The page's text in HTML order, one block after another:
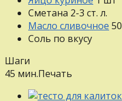
Сметана 2-3 ст. л.
Масло сливочное 50
Соль по вкусу
Шаги
45 мин.Печать